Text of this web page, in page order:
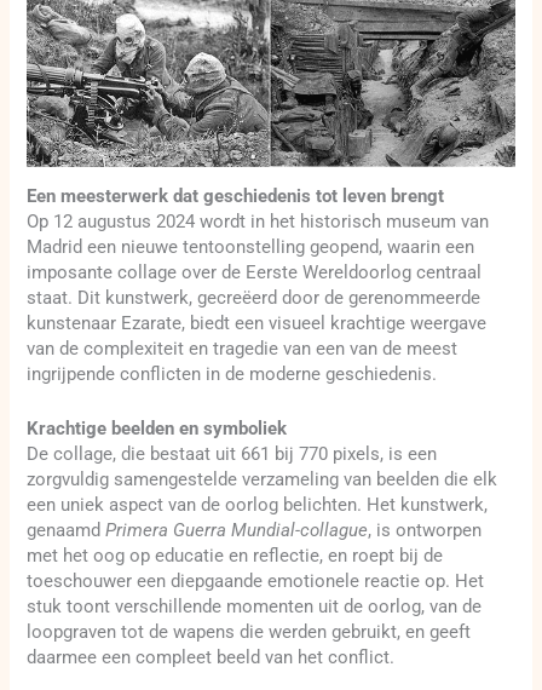
Een meesterwerk dat geschiedenis tot leven brengt
Op 12 augustus 2024 wordt in het historisch museum van
Madrid een nieuwe tentoonstelling geopend, waarin een
imposante collage over de Eerste Wereldoorlog centraal
staat. Dit kunstwerk, gecreëerd door de gerenommeerde
kunstenaar Ezarate, biedt een visueel krachtige weergave
van de complexiteit en tragedie van een van de meest
ingrijpende conflicten in de moderne geschiedenis.
Krachtige beelden en symboliek
De collage, die bestaat uit 661 bij 770 pixels, is een
zorgvuldig samengestelde verzameling van beelden die elk
een uniek aspect van de oorlog belichten. Het kunstwerk,
genaamdPrimera Guerra Mundial-collague, is ontworpen
met het oog op educatie en reflectie, en roept bij de
toeschouwer een diepgaande emotionele reactie op. Het
stuk toont verschillende momenten uit de oorlog, van de
loopgraven tot de wapens die werden gebruikt, en geeft
daarmee een compleet beeld van het conflict.